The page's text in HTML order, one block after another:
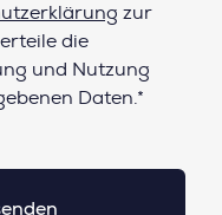
zur
die
und Nutzung
Daten.*